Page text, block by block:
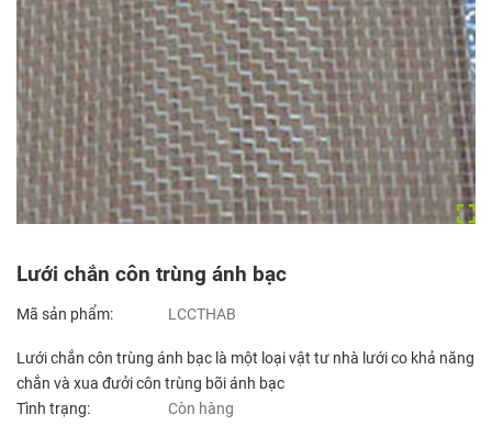
Lưới chắn côn trùng ánh bạc
Mã sản phẩm: LCCTHAB
Lưới chắn côn trùng ánh bạc là một loại vật tư nhà lưới co khả năng
chắn và xua đưởi côn trùng bõi ánh bạc
Tình trạng:
Còn hàng